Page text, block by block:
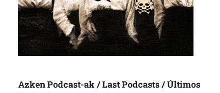
Azken Podcast-ak / Last Podcasts / Últimos